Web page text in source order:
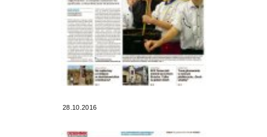
28.10.2016